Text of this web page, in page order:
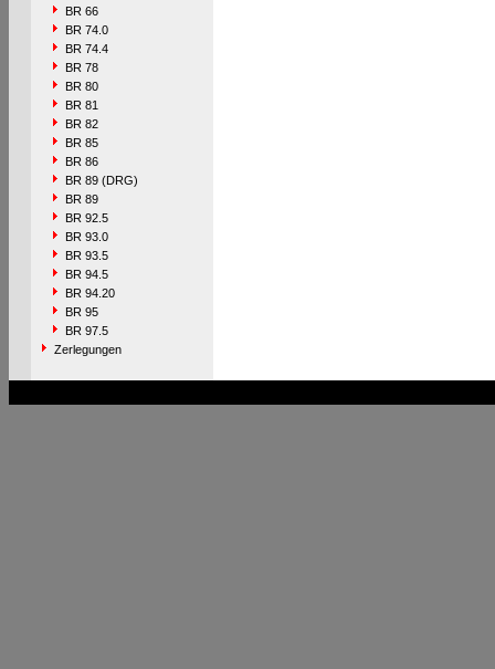
BR 66
BR 74.0
BR 74.4
BR 78
BR 80
BR 81
BR 82
BR 85
BR 86
BR 89 (DRG)
BR 89
BR 92.5
BR 93.0
BR 93.5
BR 94.5
BR 94.20
BR 95
BR 97.5
Zerlegungen